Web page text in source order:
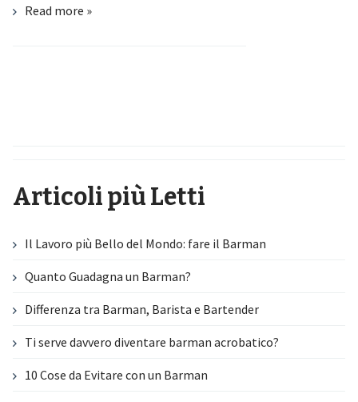
Read more »
Articoli più Letti
Il Lavoro più Bello del Mondo: fare il Barman
Quanto Guadagna un Barman?
Differenza tra Barman, Barista e Bartender
Ti serve davvero diventare barman acrobatico?
10 Cose da Evitare con un Barman